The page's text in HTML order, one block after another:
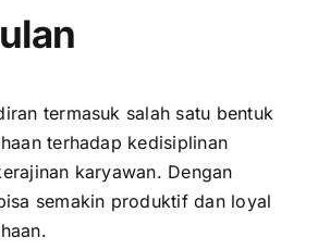
termasuk salah satu bentuk
terhadap kedisiplinan
karyawan. Dengan
semakin produktif dan loyal